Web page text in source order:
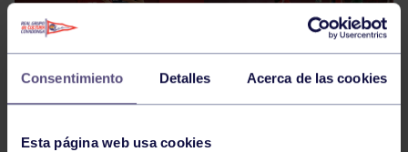
Consentimiento Detalles Acerca de las cookies
Esta página web usa cookies